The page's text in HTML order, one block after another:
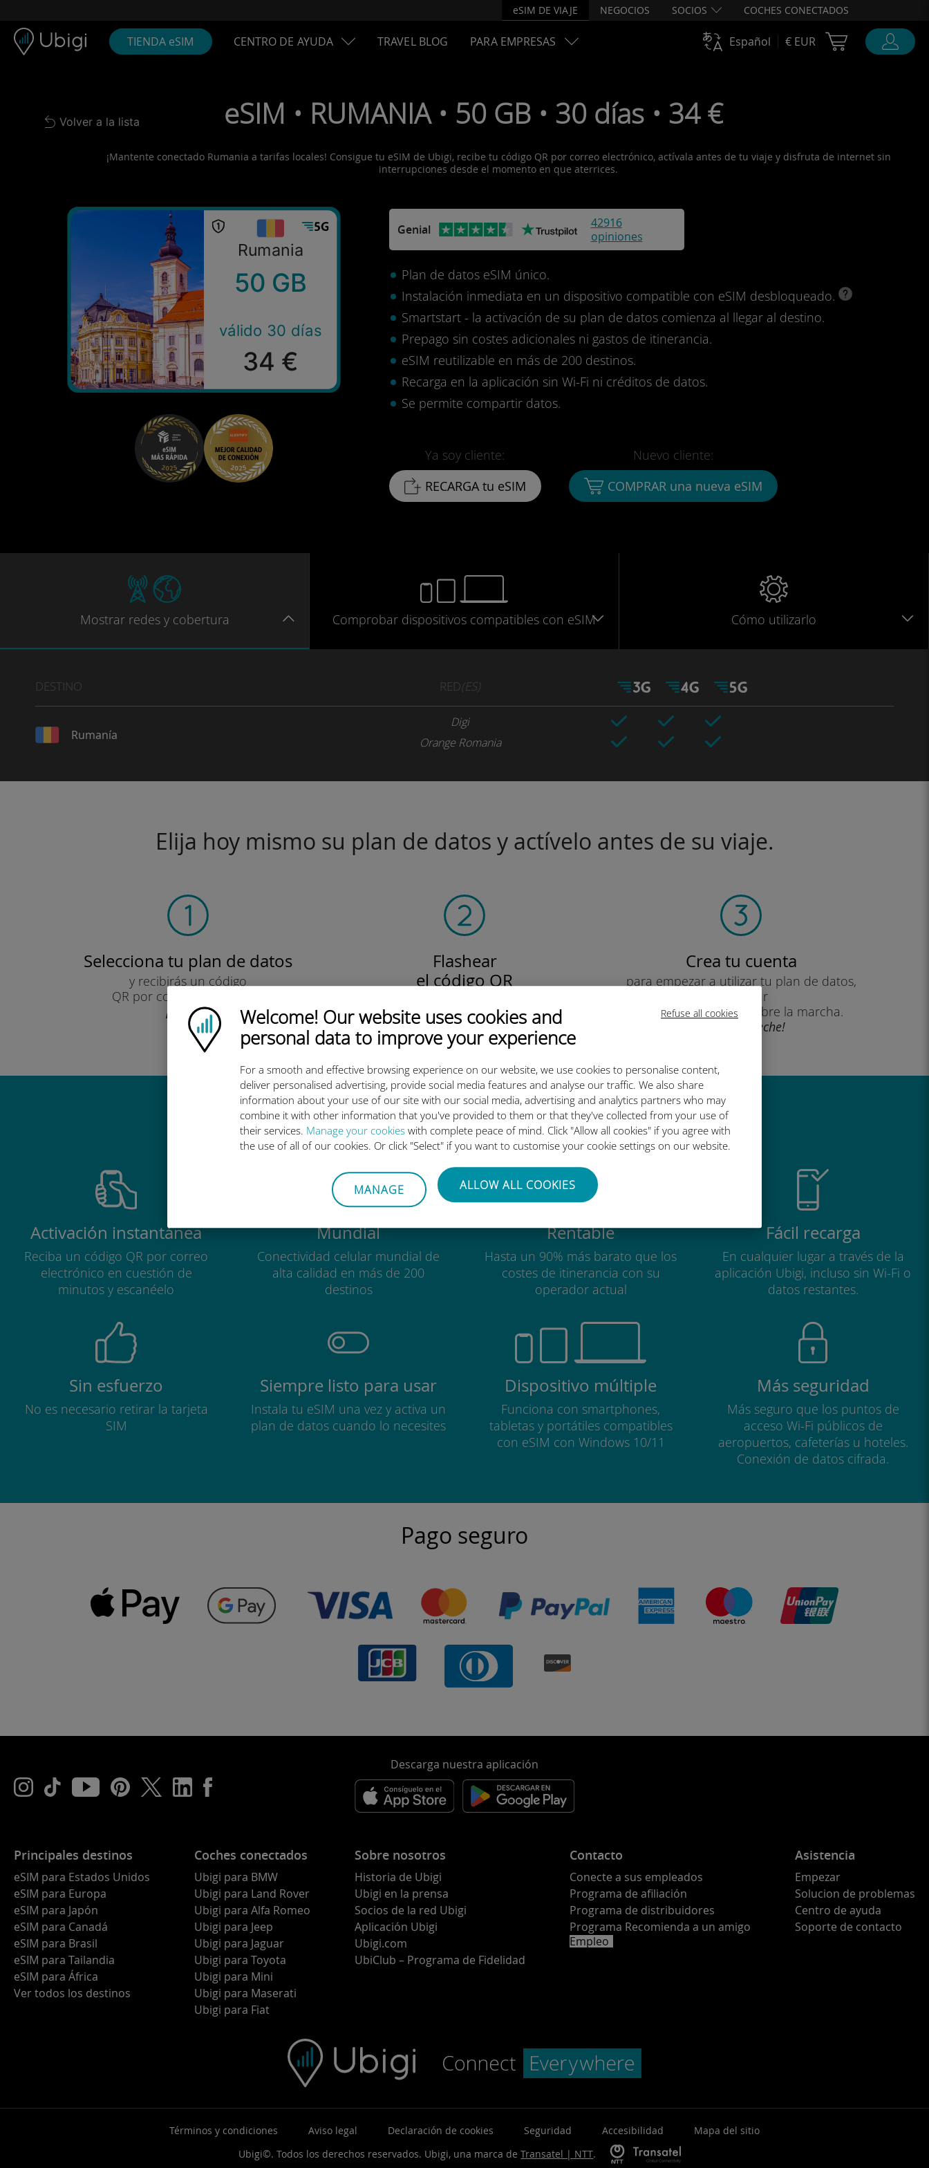
Refuse all cookies
Ubigi logo
Welcome! Our website uses cookies and
personal data to improve your experience
For a smooth and effective browsing experience on our website, we use cookies to personalise content,
deliver personalised advertising, provide social media features and analyse our traffic. We also share
information about your use of our site with our social media, advertising and analytics partners who may
combine it with other information that you've provided to them or that they've collected from your use of
their services. Manage your cookies with complete peace of mind. Click "Allow all cookies" if you agree with
the use of all of our cookies. Or click "Select" if you want to customise your cookie settings on our website.
MANAGE ALLOW ALL COOKIES
eSIM DE VIAJE NEGOCIOS SOCIOS COCHES CONECTADOS
TIENDA eSIM CENTRO DE AYUDA TRAVEL BLOG PARA EMPRESAS Español € EUR Cart Ubigi
Back to list
Volver a la lista eSIM • RUMANIA • 50 GB • 30 días • 34 €
¡Mantente conectado Rumania a tarifas locales! Consigue tu eSIM de Ubigi, recibe tu código QR por correo electrónico, actívala antes de tu viaje y disfruta de internet sin
interrupciones desde el momento en que aterrices.
Rumania
50 GB
válido 30 días
34 €
Genial
42916
opiniones
Plan de datos eSIM único.
Instalación inmediata en un dispositivo compatible con eSIM desbloqueado.
Smartstart - la activación de su plan de datos comienza al llegar al destino.
Prepago sin costes adicionales ni gastos de itinerancia.
eSIM reutilizable en más de 200 destinos.
Recarga en la aplicación sin Wi-Fi ni créditos de datos.
Se permite compartir datos.
Ya soy cliente:
RECARGA tu eSIM
Nuevo cliente:
COMPRAR una nueva eSIM
Mostrar redes y cobertura Comprobar dispositivos compatibles con eSIM Cómo utilizarlo
DESTINO RED(ES)
Rumanía
Digi
Orange Romania
Elija hoy mismo su plan de datos y actívelo antes de su viaje.
Selecciona tu plan de datos
y recibirás un código
QR por correo electrónico.
¡Rápido!
Flashear
el código QR
e instalar la Ubigi eSIM.
¡Simple!
Crea tu cuenta
para empezar a utilizar tu plan de datos,
consultar
tu saldo y recargar sobre la marcha.
¡Que aproveche!
Por qué es tan buena la eSIM internacional de Ubigi
Activación instantánea
Reciba un código QR por correo
electrónico en cuestión de
minutos y escanéelo
Mundial
Conectividad celular mundial de
alta calidad en más de 200
destinos
Rentable
Hasta un 90% más barato que los
costes de itinerancia con su
operador actual
Fácil recarga
En cualquier lugar a través de la
aplicación Ubigi, incluso sin Wi-Fi o
datos restantes.
Sin esfuerzo
No es necesario retirar la tarjeta
SIM
Siempre listo para usar
Instala tu eSIM una vez y activa un
plan de datos cuando lo necesites
Dispositivo múltiple
Funciona con smartphones,
tabletas y portátiles compatibles
con eSIM con Windows 10/11
Más seguridad
Más seguro que los puntos de
acceso Wi-Fi públicos de
aeropuertos, cafeterías u hoteles.
Conexión de datos cifrada.
Pago seguro
Descarga nuestra aplicación
Principales destinos
eSIM para Estados Unidos
eSIM para Europa
eSIM para Japón
eSIM para Canadá
eSIM para Brasil
eSIM para Tailandia
eSIM para África
Ver todos los destinos
Coches conectados
Ubigi para BMW
Ubigi para Land Rover
Ubigi para Alfa Romeo
Ubigi para Jeep
Ubigi para Jaguar
Ubigi para Toyota
Ubigi para Mini
Ubigi para Maserati
Ubigi para Fiat
Sobre nosotros
Historia de Ubigi
Ubigi en la prensa
Socios de la red Ubigi
Aplicación Ubigi
Ubigi.com
UbiClub – Programa de Fidelidad
Contacto
Conecte a sus empleados
Programa de afiliación
Programa de distribuidores
Programa Recomienda a un amigo
Empleo
Asistencia
Empezar
Solucion de problemas
Centro de ayuda
Soporte de contacto
Términos y condiciones Aviso legal Declaración de cookies Seguridad Accesibilidad
Mapa del sitio
Ubigi©. Todos los derechos reservados. Ubigi, una marca deTransatel | NTT.